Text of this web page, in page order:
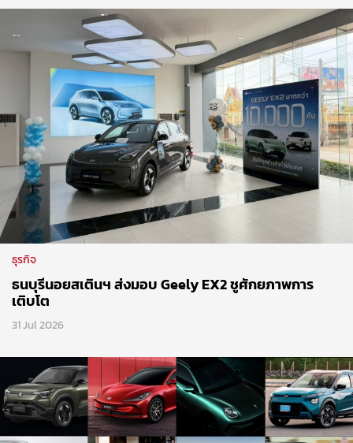
ธุรกิจ
ธนบุรีนอยสเตินฯ ส่งมอบ Geely EX2 ชูศักยภาพการ
เติบโต
31 Jul 2026